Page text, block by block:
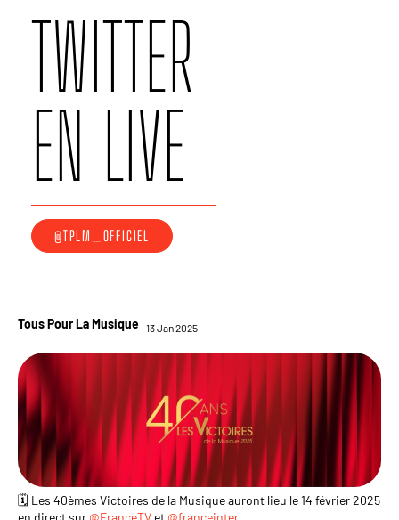
TWITTER
EN LIVE
@TPLM_OFFICIEL
Tous Pour La Musique 13 Jan 2025
🗓️ Les 40èmes Victoires de la Musique auront lieu le 14 février 2025